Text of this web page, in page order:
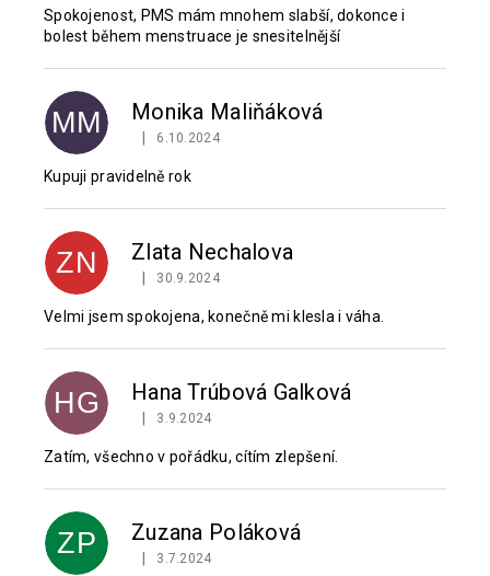
Spokojenost, PMS mám mnohem slabší, dokonce i
bolest během menstruace je snesitelnější
MM Monika Maliňáková
Hodnocení produktu je 5 z 5 hvězdiček.
6.10.2024
Kupuji pravidelně rok
ZN Zlata Nechalova
Hodnocení produktu je 5 z 5 hvězdiček.
30.9.2024
Velmi jsem spokojena, konečně mi klesla i váha.
HG Hana Trúbová Galková
Hodnocení produktu je 5 z 5 hvězdiček.
3.9.2024
Zatím, všechno v pořádku, cítím zlepšení.
ZP Zuzana Poláková
Hodnocení produktu je 5 z 5 hvězdiček.
3.7.2024